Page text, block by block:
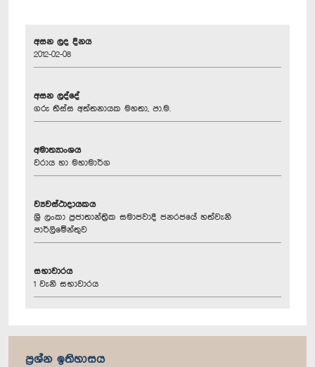
අසන ලද දිනය
2012-02-08
අසන ලද්දේ
ගරු තිස්ස අත්තනායක මහතා, පා.ම.
අමාත්‍යාංශය
වරාය හා මහාමාර්ග
ව්‍යවස්ථාදායකය
ශ්‍රී ලංකා ප්‍රජාතාන්ත්‍රික සමාජවාදී ජනරජයේ හත්වැනි
පාර්ලිමේන්තුව
සභාවාරය
1 වැනි සභාවාරය
ප්‍රශ්න ඉතිහාසය